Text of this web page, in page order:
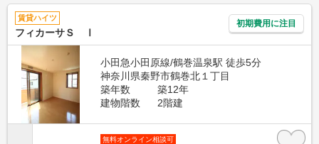
賃貸ハイツ
フィカーサＳ Ⅰ
初期費用に注目
小田急小田原線/鶴巻温泉駅 徒歩5分
神奈川県秦野市鶴巻北１丁目
築年数
築12年
建物階数
2階建
無料オンライン相談可